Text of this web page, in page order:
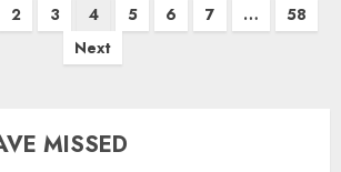
2 3 4 5 6 7 …
58
Next
MISSED